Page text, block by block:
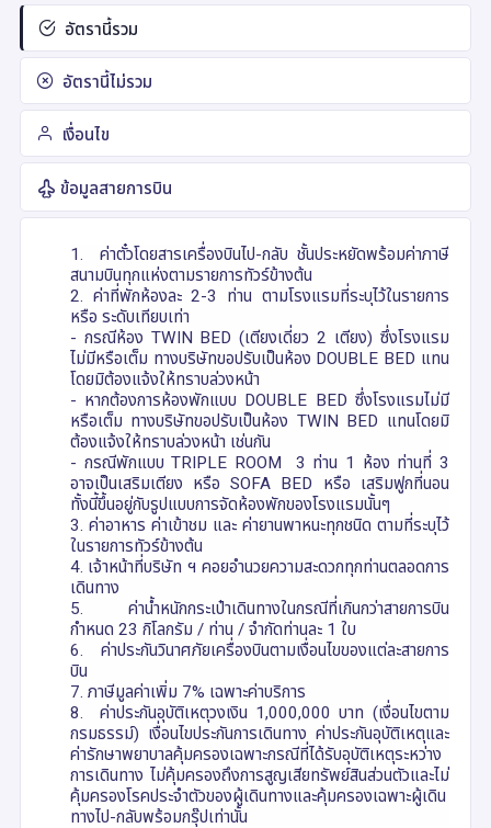
อัตรานี้รวม
อัตรานี้ไม่รวม
เงื่อนไข
ข้อมูลสายการบิน
1. ค่าตั๋วโดยสารเครื่องบินไป-กลับ ชั้นประหยัดพร้อมค่าภาษี
สนามบินทุกแห่งตามรายการทัวร์ข้างต้น
2. ค่าที่พักห้องละ 2-3 ท่าน ตามโรงแรมที่ระบุไว้ในรายการ
หรือ ระดับเทียบเท่า
- กรณีห้อง TWIN BED (เตียงเดี่ยว 2 เตียง) ซึ่งโรงแรม
ไม่มีหรือเต็ม ทางบริษัทขอปรับเป็นห้อง DOUBLE BED แทน
โดยมิต้องแจ้งให้ทราบล่วงหน้า
- หากต้องการห้องพักแบบ DOUBLE BED ซึ่งโรงแรมไม่มี
หรือเต็ม ทางบริษัทขอปรับเป็นห้อง TWIN BED แทนโดยมิ
ต้องแจ้งให้ทราบล่วงหน้า เช่นกัน
- กรณีพักแบบ TRIPLE ROOM 3 ท่าน 1 ห้อง ท่านที่ 3
อาจเป็นเสริมเตียง หรือ SOFA BED หรือ เสริมฟูกที่นอน
ทั้งนี้ขึ้นอยู่กับรูปแบบการจัดห้องพักของโรงแรมนั้นๆ
3. ค่าอาหาร ค่าเข้าชม และ ค่ายานพาหนะทุกชนิด ตามที่ระบุไว้
ในรายการทัวร์ข้างต้น
4. เจ้าหน้าที่บริษัท ฯ คอยอำนวยความสะดวกทุกท่านตลอดการ
เดินทาง
5. ค่าน้ำหนักกระเป๋าเดินทางในกรณีที่เกินกว่าสายการบิน
กำหนด 23 กิโลกรัม / ท่าน / จำกัดท่านละ 1 ใบ
6. ค่าประกันวินาศภัยเครื่องบินตามเงื่อนไขของแต่ละสายการ
บิน
7. ภาษีมูลค่าเพิ่ม 7% เฉพาะค่าบริการ
8. ค่าประกันอุบัติเหตุวงเงิน 1,000,000 บาท (เงื่อนไขตาม
กรมธรรม์) เงื่อนไขประกันการเดินทาง ค่าประกันอุบัติเหตุและ
ค่ารักษาพยาบาลคุ้มครองเฉพาะกรณีที่ได้รับอุบัติเหตุระหว่าง
การเดินทาง ไม่คุ้มครองถึงการสูญเสียทรัพย์สินส่วนตัวและไม่
คุ้มครองโรคประจำตัวของผู้เดินทางและคุ้มครองเฉพาะผู้เดิน
ทางไป-กลับพร้อมกรุ๊ปเท่านั้น